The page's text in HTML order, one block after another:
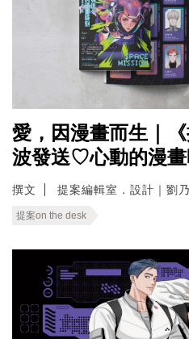
愛，因漫畫而生｜
波發送♡心動的漫畫
撰文 提案編輯室．設計｜劉
提案on the desk